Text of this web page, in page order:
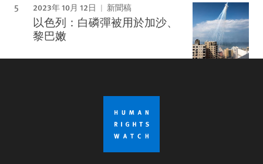
2023年 10月 12日 新聞稿
以色列：白磷彈被用於加沙、
黎巴嫩